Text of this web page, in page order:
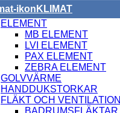
KLIMAT
ELEMENT
MB ELEMENT
LVI ELEMENT
PAX ELEMENT
ZEBRA ELEMENT
GOLVVÄRME
HANDDUKSTORKAR
FLÄKT OCH VENTILATION
BADRUMSFLÄKTAR